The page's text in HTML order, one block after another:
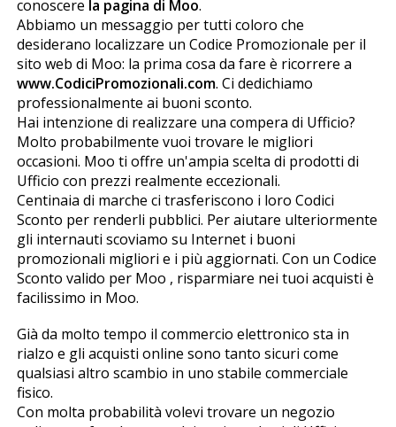
conoscere la pagina di Moo.
Abbiamo un messaggio per tutti coloro che
desiderano localizzare un Codice Promozionale per il
sito web di Moo: la prima cosa da fare è ricorrere a
www.CodiciPromozionali.com. Ci dedichiamo
professionalmente ai buoni sconto.
Hai intenzione di realizzare una compera di Ufficio?
Molto probabilmente vuoi trovare le migliori
occasioni. Moo ti offre un'ampia scelta di prodotti di
Ufficio con prezzi realmente eccezionali.
Centinaia di marche ci trasferiscono i loro Codici
Sconto per renderli pubblici. Per aiutare ulteriormente
gli internauti scoviamo su Internet i buoni
promozionali migliori e i più aggiornati. Con un Codice
Sconto valido per Moo , risparmiare nei tuoi acquisti è
facilissimo in Moo.
Già da molto tempo il commercio elettronico sta in
rialzo e gli acquisti online sono tanto sicuri come
qualsiasi altro scambio in uno stabile commerciale
fisico.
Con molta probabilità volevi trovare un negozio